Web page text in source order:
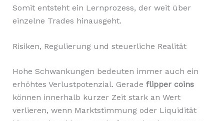
Somit entsteht ein Lernprozess, der weit über
einzelne Trades hinausgeht.
Risiken, Regulierung und steuerliche Realität
Hohe Schwankungen bedeuten immer auch ein
erhöhtes Verlustpotenzial. Gerade flipper coins
können innerhalb kurzer Zeit stark an Wert
verlieren, wenn Marktstimmung oder Liquidität